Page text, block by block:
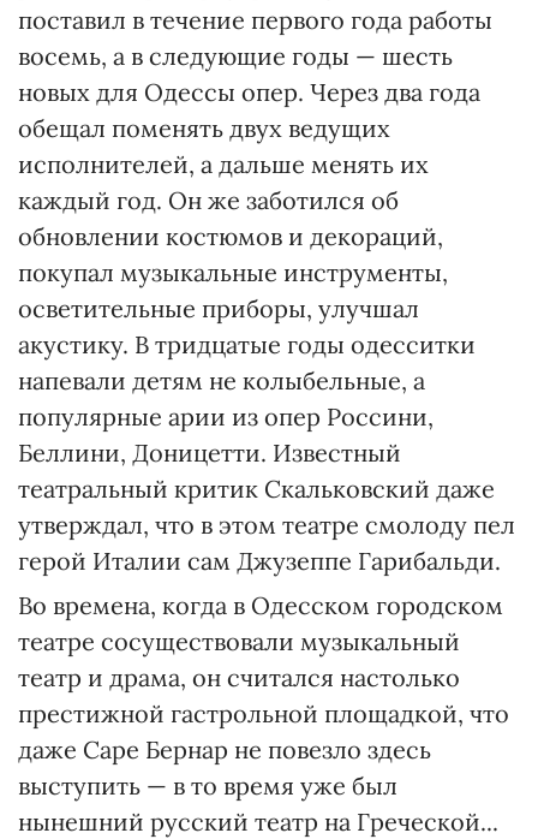
поставил в течение первого года работы
восемь, а в следующие годы — шесть
новых для Одессы опер. Через два года
обещал поменять двух ведущих
исполнителей, а дальше менять их
каждый год. Он же заботился об
обновлении костюмов и декораций,
покупал музыкальные инструменты,
осветительные приборы, улучшал
акустику. В тридцатые годы одесситки
напевали детям не колыбельные, а
популярные арии из опер Россини,
Беллини, Доницетти. Известный
театральный критик Скальковский даже
утверждал, что в этом театре смолоду пел
герой Италии сам Джузеппе Гарибальди.
Во времена, когда в Одесском городском
театре сосуществовали музыкальный
театр и драма, он считался настолько
престижной гастрольной площадкой, что
даже Саре Бернар не повезло здесь
выступить — в то время уже был
нынешний русский театр на Греческой...